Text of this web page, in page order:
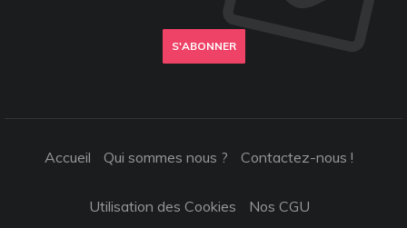
S'ABONNER
Accueil Qui sommes nous ? Contactez-nous !
Utilisation des Cookies Nos CGU